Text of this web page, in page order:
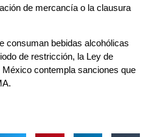
de mercancía o la clausura
consuman bebidas alcohólicas
de restricción, la Ley de
contempla sanciones que